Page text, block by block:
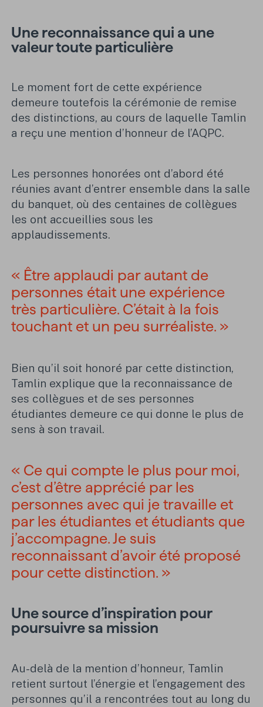
Une reconnaissance qui a une
valeur toute particulière
Le moment fort de cette expérience
demeure toutefois la cérémonie de remise
des distinctions, au cours de laquelle Tamlin
a reçu une mention d’honneur de l’AQPC.
Les personnes honorées ont d’abord été
réunies avant d’entrer ensemble dans la salle
du banquet, où des centaines de collègues
les ont accueillies sous les
applaudissements.
« Être applaudi par autant de
personnes était une expérience
très particulière. C’était à la fois
touchant et un peu surréaliste. »
Bien qu’il soit honoré par cette distinction,
Tamlin explique que la reconnaissance de
ses collègues et de ses personnes
étudiantes demeure ce qui donne le plus de
sens à son travail.
« Ce qui compte le plus pour moi,
c’est d’être apprécié par les
personnes avec qui je travaille et
par les étudiantes et étudiants que
j’accompagne. Je suis
reconnaissant d’avoir été proposé
pour cette distinction. »
Une source d’inspiration pour
poursuivre sa mission
Au-delà de la mention d’honneur, Tamlin
retient surtout l’énergie et l’engagement des
personnes qu’il a rencontrées tout au long du